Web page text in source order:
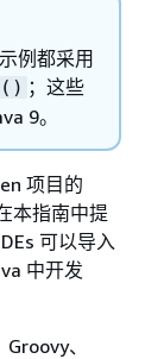
例都采用
；这些
9。
项目的
本指南中提
可以导入
中开发
、